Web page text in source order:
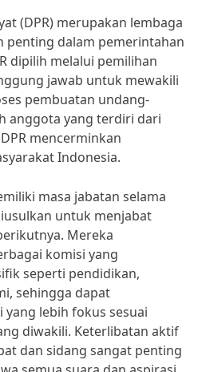
(DPR) merupakan lembaga
penting dalam pemerintahan
dipilih melalui pemilihan
jawab untuk mewakili
pembuatan undang-
anggota yang terdiri dari
mencerminkan
Indonesia.
masa jabatan selama
untuk menjabat
Mereka
komisi yang
seperti pendidikan,
sehingga dapat
lebih fokus sesuai
diwakili. Keterlibatan aktif
dan sidang sangat penting